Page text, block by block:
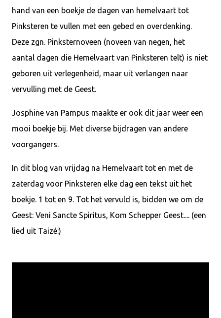
hand van een boekje de dagen van hemelvaart tot
Pinksteren te vullen met een gebed en overdenking.
Deze zgn. Pinksternoveen (noveen van negen, het
aantal dagen die Hemelvaart van Pinksteren telt) is niet
geboren uit verlegenheid, maar uit verlangen naar
vervulling met de Geest.
Josphine van Pampus maakte er ook dit jaar weer een
mooi boekje bij. Met diverse bijdragen van andere
voorgangers.
In dit blog van vrijdag na Hemelvaart tot en met de
zaterdag voor Pinksteren elke dag een tekst uit het
boekje. 1 tot en 9. Tot het vervuld is, bidden we om de
Geest: Veni Sancte Spiritus, Kom Schepper Geest.... (een
lied uit Taizé:)